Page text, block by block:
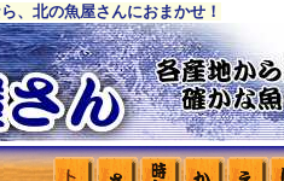
、北の魚屋さんにおまかせ！